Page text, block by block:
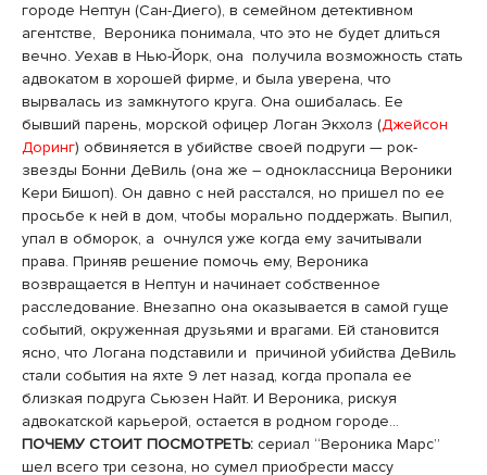
городе Нептун (Cан-Диего), в семейном детективном
агентстве, Вероника понимала, что это не будет длиться
вечно. Уехав в Нью-Йорк, она получила возможность стать
адвокатом в хорошей фирме, и была уверена, что
вырвалась из замкнутого круга. Она ошибалась. Ее
бывший парень, морской офицер Логан Экхолз (Джейсон
Доринг) обвиняется в убийстве своей подруги — рок-
звезды Бонни ДеВиль (она же – одноклассница Вероники
Кери Бишоп). Он давно с ней расстался, но пришел по ее
просьбе к ней в дом, чтобы морально поддержать. Выпил,
упал в обморок, а очнулся уже когда ему зачитывали
права. Приняв решение помочь ему, Вероника
возвращается в Нептун и начинает собственное
расследование. Внезапно она оказывается в самой гуще
событий, окруженная друзьями и врагами. Ей становится
ясно, что Логана подставили и причиной убийства ДеВиль
стали события на яхте 9 лет назад, когда пропала ее
близкая подруга Сьюзен Найт. И Вероника, рискуя
адвокатской карьерой, остается в родном городе…
ПОЧЕМУ СТОИТ ПОСМОТРЕТЬ: сериал “Вероника Марс”
шел всего три сезона, но сумел приобрести массу